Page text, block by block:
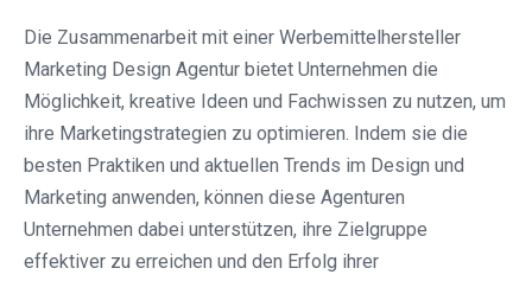
Die Zusammenarbeit mit einer Werbemittelhersteller
Marketing Design Agentur bietet Unternehmen die
Möglichkeit, kreative Ideen und Fachwissen zu nutzen, um
ihre Marketingstrategien zu optimieren. Indem sie die
besten Praktiken und aktuellen Trends im Design und
Marketing anwenden, können diese Agenturen
Unternehmen dabei unterstützen, ihre Zielgruppe
effektiver zu erreichen und den Erfolg ihrer